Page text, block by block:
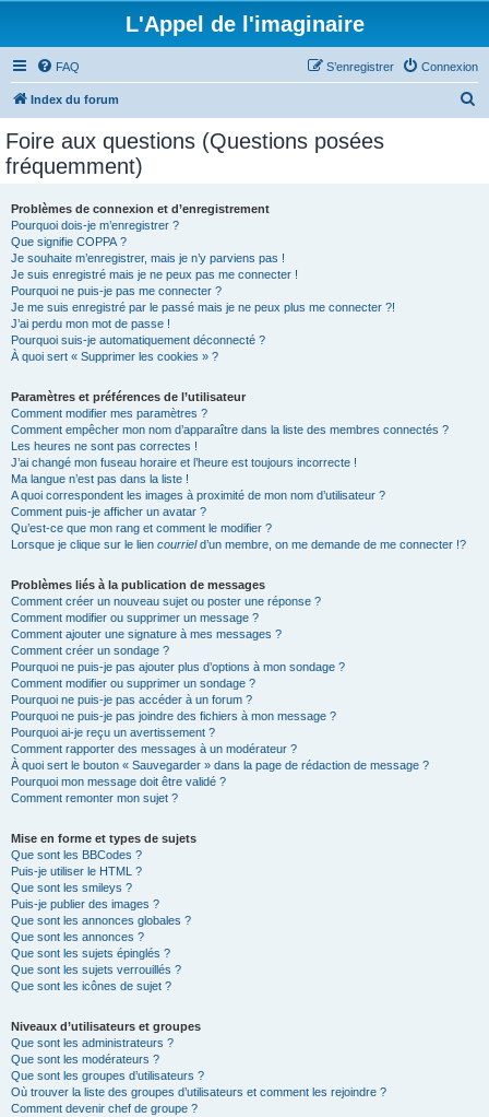
L'Appel de l'imaginaire
FAQ Connexion
S’enregistrer
Index du forum
Foire aux questions (Questions posées
fréquemment)
Problèmes de connexion et d’enregistrement
Pourquoi dois-je m’enregistrer ?
Que signifie COPPA ?
Je souhaite m’enregistrer, mais je n’y parviens pas !
Je suis enregistré mais je ne peux pas me connecter !
Pourquoi ne puis-je pas me connecter ?
Je me suis enregistré par le passé mais je ne peux plus me connecter ?!
J’ai perdu mon mot de passe !
Pourquoi suis-je automatiquement déconnecté ?
À quoi sert « Supprimer les cookies » ?
Paramètres et préférences de l’utilisateur
Comment modifier mes paramètres ?
Comment empêcher mon nom d’apparaître dans la liste des membres connectés ?
Les heures ne sont pas correctes !
J’ai changé mon fuseau horaire et l’heure est toujours incorrecte !
Ma langue n’est pas dans la liste !
A quoi correspondent les images à proximité de mon nom d’utilisateur ?
Comment puis-je afficher un avatar ?
Qu’est-ce que mon rang et comment le modifier ?
Lorsque je clique sur le lien courrield’un membre, on me demande de me connecter !?
Problèmes liés à la publication de messages
Comment créer un nouveau sujet ou poster une réponse ?
Comment modifier ou supprimer un message ?
Comment ajouter une signature à mes messages ?
Comment créer un sondage ?
Pourquoi ne puis-je pas ajouter plus d’options à mon sondage ?
Comment modifier ou supprimer un sondage ?
Pourquoi ne puis-je pas accéder à un forum ?
Pourquoi ne puis-je pas joindre des fichiers à mon message ?
Pourquoi ai-je reçu un avertissement ?
Comment rapporter des messages à un modérateur ?
À quoi sert le bouton « Sauvegarder » dans la page de rédaction de message ?
Pourquoi mon message doit être validé ?
Comment remonter mon sujet ?
Mise en forme et types de sujets
Que sont les BBCodes ?
Puis-je utiliser le HTML ?
Que sont les smileys ?
Puis-je publier des images ?
Que sont les annonces globales ?
Que sont les annonces ?
Que sont les sujets épinglés ?
Que sont les sujets verrouillés ?
Que sont les icônes de sujet ?
Niveaux d’utilisateurs et groupes
Que sont les administrateurs ?
Que sont les modérateurs ?
Que sont les groupes d’utilisateurs ?
Où trouver la liste des groupes d’utilisateurs et comment les rejoindre ?
Comment devenir chef de groupe ?